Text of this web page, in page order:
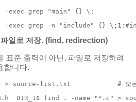
exec grep "main" {} \;
-exec grep -n "include" {}
일로 저장. (find, redirection)
표준 출력이 아닌, 파일로 저장하려
합니다.
source-list.txt            # 모든 c
DIR_1$ find . -name "*.c" >